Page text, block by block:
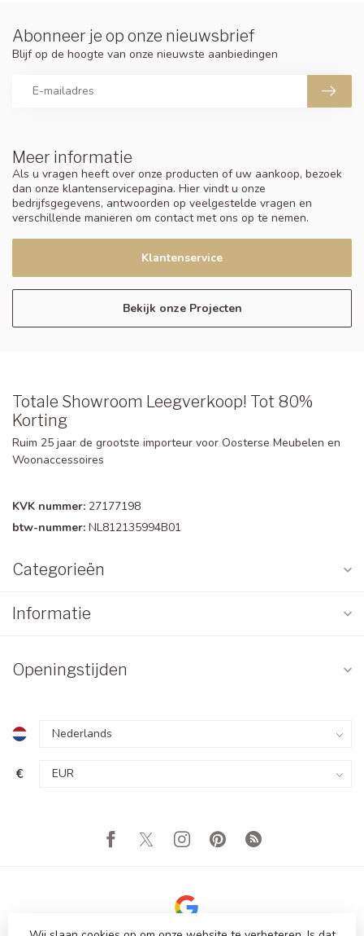
Meer informatie
Als u vragen heeft over onze producten of uw aankoop, bezoek
dan onze klantenservicepagina. Hier vindt u onze
bedrijfsgegevens, antwoorden op veelgestelde vragen en
verschillende manieren om contact met ons op te nemen.
Klantenservice
Bekijk onze Projecten
Abonneer je op onze nieuwsbrief
Blijf op de hoogte van onze nieuwste aanbiedingen
Totale Showroom Leegverkoop! Tot 80%
Korting
Ruim 25 jaar de grootste importeur voor Oosterse Meubelen en
Woonaccessoires
KVK nummer: 27177198
btw-nummer: NL812135994B01
Categorieën
Informatie
Openingstijden
€